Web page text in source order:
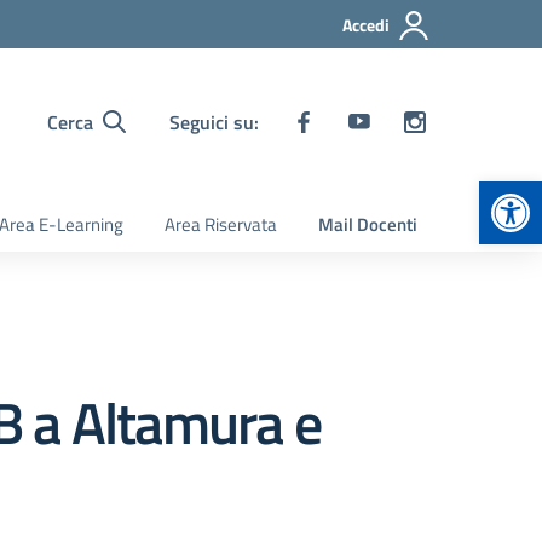
Accedi
Cerca Seguici su:
Area E-Learning Area Riservata Mail Docenti
a Altamura e